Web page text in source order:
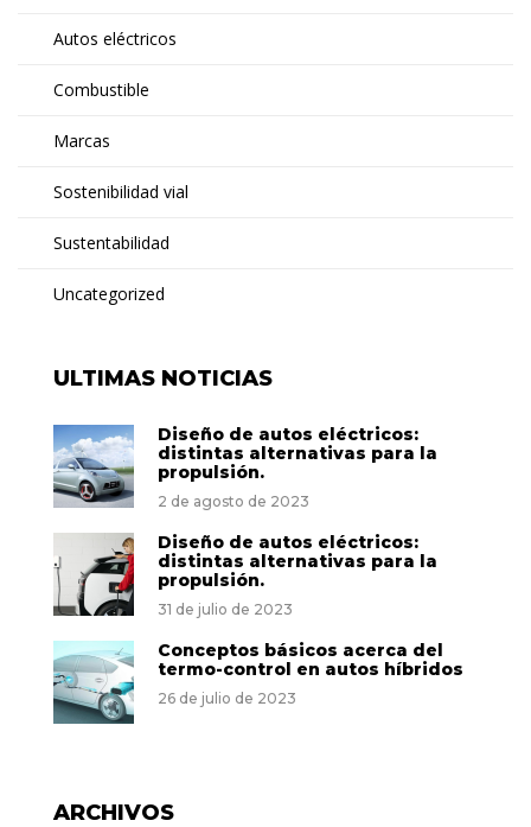
Autos eléctricos
Combustible
Marcas
Sostenibilidad vial
Sustentabilidad
Uncategorized
ULTIMAS NOTICIAS
Diseño de autos eléctricos:
distintas alternativas para la
propulsión.
2 de agosto de 2023
Diseño de autos eléctricos:
distintas alternativas para la
propulsión.
31 de julio de 2023
Conceptos básicos acerca del
termo-control en autos híbridos
26 de julio de 2023
ARCHIVOS